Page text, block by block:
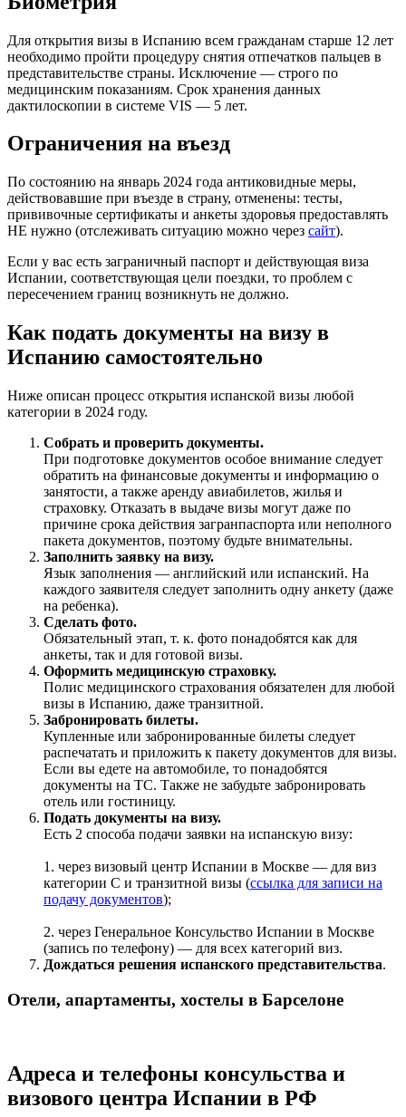
Для открытия визы в Испанию всем гражданам старше 12 лет
необходимо пройти процедуру снятия отпечатков пальцев в
представительстве страны. Исключение — строго по
медицинским показаниям. Срок хранения данных
дактилоскопии в системе VIS — 5 лет.
Ограничения на въезд
По состоянию на январь 2024 года антиковидные меры,
действовавшие при въезде в страну, отменены: тесты,
прививочные сертификаты и анкеты здоровья предоставлять
НЕ нужно (отслеживать ситуацию можно через сайт).
Если у вас есть заграничный паспорт и действующая виза
Испании, соответствующая цели поездки, то проблем с
пересечением границ возникнуть не должно.
Как подать документы на визу в
Испанию самостоятельно
Ниже описан процесс открытия испанской визы любой
категории в 2024 году.
Собрать и проверить документы.
При подготовке документов особое внимание следует
обратить на финансовые документы и информацию о
занятости, а также аренду авиабилетов, жилья и
страховку. Отказать в выдаче визы могут даже по
причине срока действия загранпаспорта или неполного
пакета документов, поэтому будьте внимательны.
Заполнить заявку на визу.
Язык заполнения — английский или испанский. На
каждого заявителя следует заполнить одну анкету (даже
на ребенка).
Сделать фото.
Обязательный этап, т. к. фото понадобятся как для
анкеты, так и для готовой визы.
Оформить медицинскую страховку.
Полис медицинского страхования обязателен для любой
визы в Испанию, даже транзитной.
Забронировать билеты.
Купленные или забронированные билеты следует
распечатать и приложить к пакету документов для визы.
Если вы едете на автомобиле, то понадобятся
документы на ТС. Также не забудьте забронировать
отель или гостиницу.
Подать документы на визу.
Есть 2 способа подачи заявки на испанскую визу:
1. через визовый центр Испании в Москве — для виз
категории C и транзитной визы (ссылка для записи на
подачу документов);
2. через Генеральное Консульство Испании в Москве
(запись по телефону) — для всех категорий виз.
Дождаться решения испанского представительства.
Отели, апартаменты, хостелы в Барселоне
Адреса и телефоны консульства и
визового центра Испании в РФ